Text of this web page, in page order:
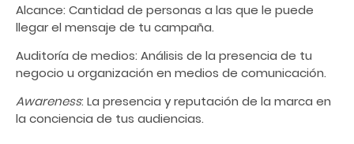
Alcance: Cantidad de personas a las que le puede
llegar el mensaje de tu campaña.
Auditoría de medios: Análisis de la presencia de tu
negocio u organización en medios de comunicación.
Awareness: La presencia y reputación de la marca en
la conciencia de tus audiencias.